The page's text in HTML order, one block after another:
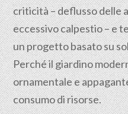
criticità – deflusso delle
eccessivo calpestio – e
un progetto basato su
Perché il giardino
ornamentale e
consumo di risorse.